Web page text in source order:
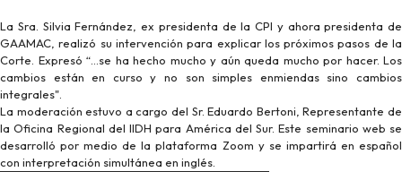
La Sra. Silvia Fernández, ex presidenta de la CPI y ahora presidenta de
GAAMAC, realizó su intervención para explicar los próximos pasos de la
Corte. Expresó “…se ha hecho mucho y aún queda mucho por hacer. Los
cambios están en curso y no son simples enmiendas sino cambios
integrales".
La moderación estuvo a cargo del Sr. Eduardo Bertoni, Representante de
la Oficina Regional del IIDH para América del Sur. Este seminario web se
desarrolló por medio de la plataforma Zoom y se impartirá en español
con interpretación simultánea en inglés.